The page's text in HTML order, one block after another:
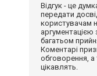
Відгук - це
передати
користувачам
багатьом
Коментарі
обговорення,
цікавлять.